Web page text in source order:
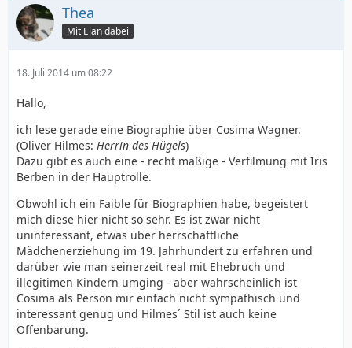
Thea
Mit Elan dabei
18. Juli 2014 um 08:22
Hallo,
ich lese gerade eine Biographie über Cosima Wagner.
(Oliver Hilmes: Herrin des Hügels)
Dazu gibt es auch eine - recht mäßige - Verfilmung mit Iris
Berben in der Hauptrolle.
Obwohl ich ein Faible für Biographien habe, begeistert
mich diese hier nicht so sehr. Es ist zwar nicht
uninteressant, etwas über herrschaftliche
Mädchenerziehung im 19. Jahrhundert zu erfahren und
darüber wie man seinerzeit real mit Ehebruch und
illegitimen Kindern umging - aber wahrscheinlich ist
Cosima als Person mir einfach nicht sympathisch und
interessant genug und Hilmes´ Stil ist auch keine
Offenbarung.